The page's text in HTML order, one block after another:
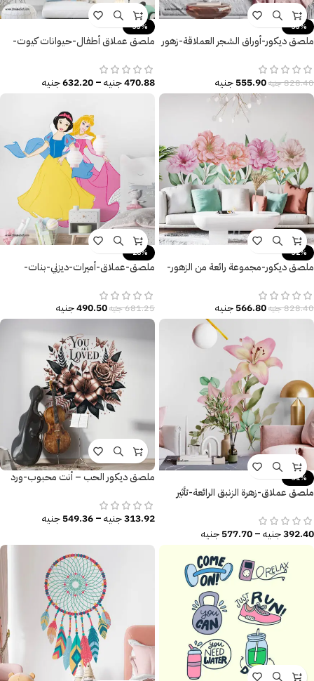
-33%
ملصق ديكور-أوراق الشجر العملاقة-زهور
828.40جنيه555.90جنيه
-33%
ملصق عملاق أطفال-حيوانات كيوت-
470.88جنيه–
632.20جنيه
-32%
ملصق ديكور-مجموعة رائعة من الزهور-
828.40جنيه566.80جنيه
-28%
ملصق-عملاق-أميرات-ديزني-بنات-
681.25جنيه490.50جنيه
-31%
ملصق عملاق-زهرة الزنبق الرائعة-تأثير
392.40جنيه–
577.70جنيه
ملصق ديكور الحب – أنت محبوب-ورد
313.92جنيه–
549.36جنيه